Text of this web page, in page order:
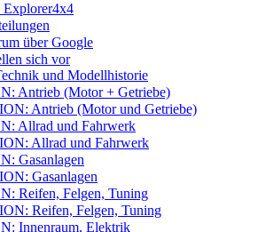
Explorer4x4
über Google
sich vor
und Modellhistorie
Antrieb (Motor + Getriebe)
Antrieb (Motor und Getriebe)
Allrad und Fahrwerk
Allrad und Fahrwerk
Gasanlagen
Gasanlagen
Reifen, Felgen, Tuning
Reifen, Felgen, Tuning
Innenraum, Elektrik